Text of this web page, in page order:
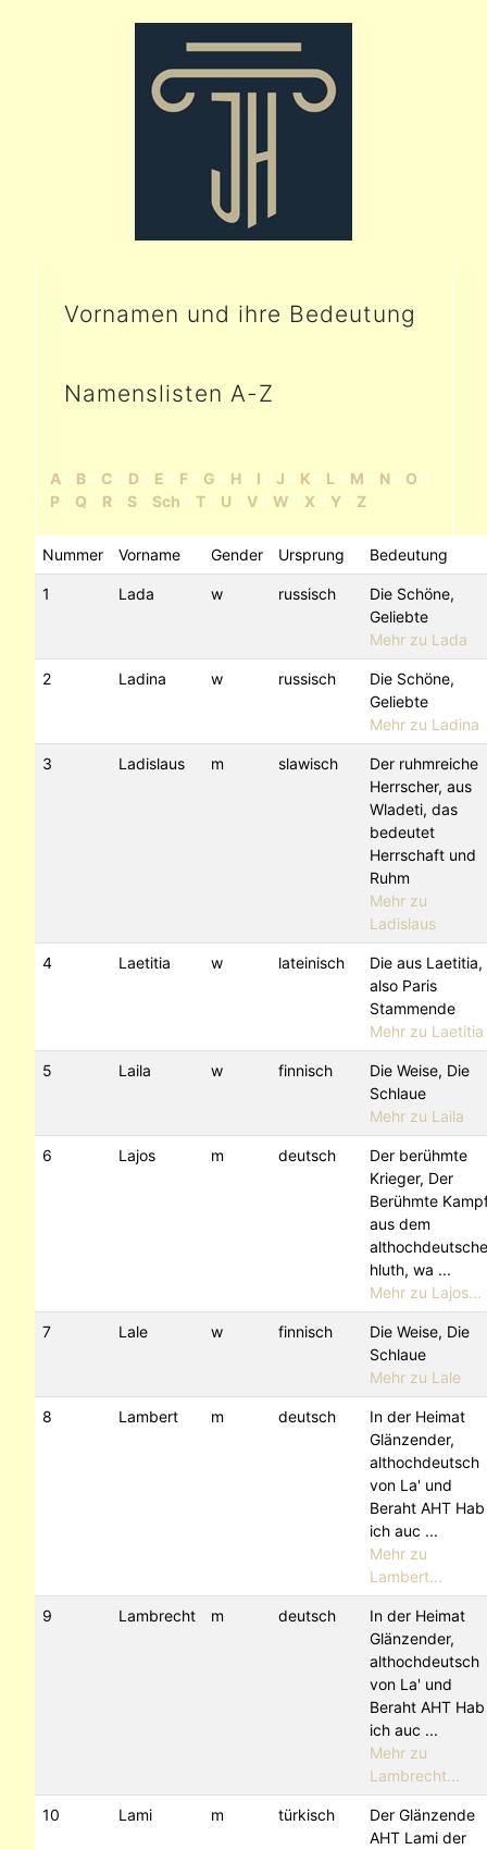
Vornamen und ihre Bedeutung
Namenslisten A-Z
A:: B:: C :: D :: E :: F:: G :: H:: I :: J :: K :: L :: M :: N :: O ::
P:: Q :: R:: S:: Sch :: T:: U :: V:: W :: X :: Y:: Z
Nummer Vorname Gender Ursprung Bedeutung
1 Lada w russisch
Die Schöne,
Geliebte
Mehr zu Lada
2 Ladina w russisch
Die Schöne,
Geliebte
Mehr zu Ladina
3 Ladislaus m slawisch
Der ruhmreiche
Herrscher, aus
Wladeti, das
bedeutet
Herrschaft und
Ruhm
Mehr zu
Ladislaus
4 Laetitia w lateinisch
Die aus Laetitia,
also Paris
Stammende
Mehr zu Laetitia
5 Laila w finnisch
Die Weise, Die
Schlaue
Mehr zu Laila
6 Lajos m deutsch
Der berühmte
Krieger, Der
Berühmte
aus dem
hluth, wa ...
Mehr zu Lajos...
7 Lale w finnisch
Die Weise, Die
Schlaue
Mehr zu Lale
8 Lambert m deutsch
In der Heimat
Glänzender,
althochdeutsch
von La' und
Beraht AHT Hab
ich auc ...
Mehr zu
Lambert...
9 Lambrecht m deutsch
In der Heimat
Glänzender,
althochdeutsch
von La' und
Beraht AHT Hab
ich auc ...
Mehr zu
Lambrecht...
10 Lami m türkisch
Der Glänzende
AHT Lami der